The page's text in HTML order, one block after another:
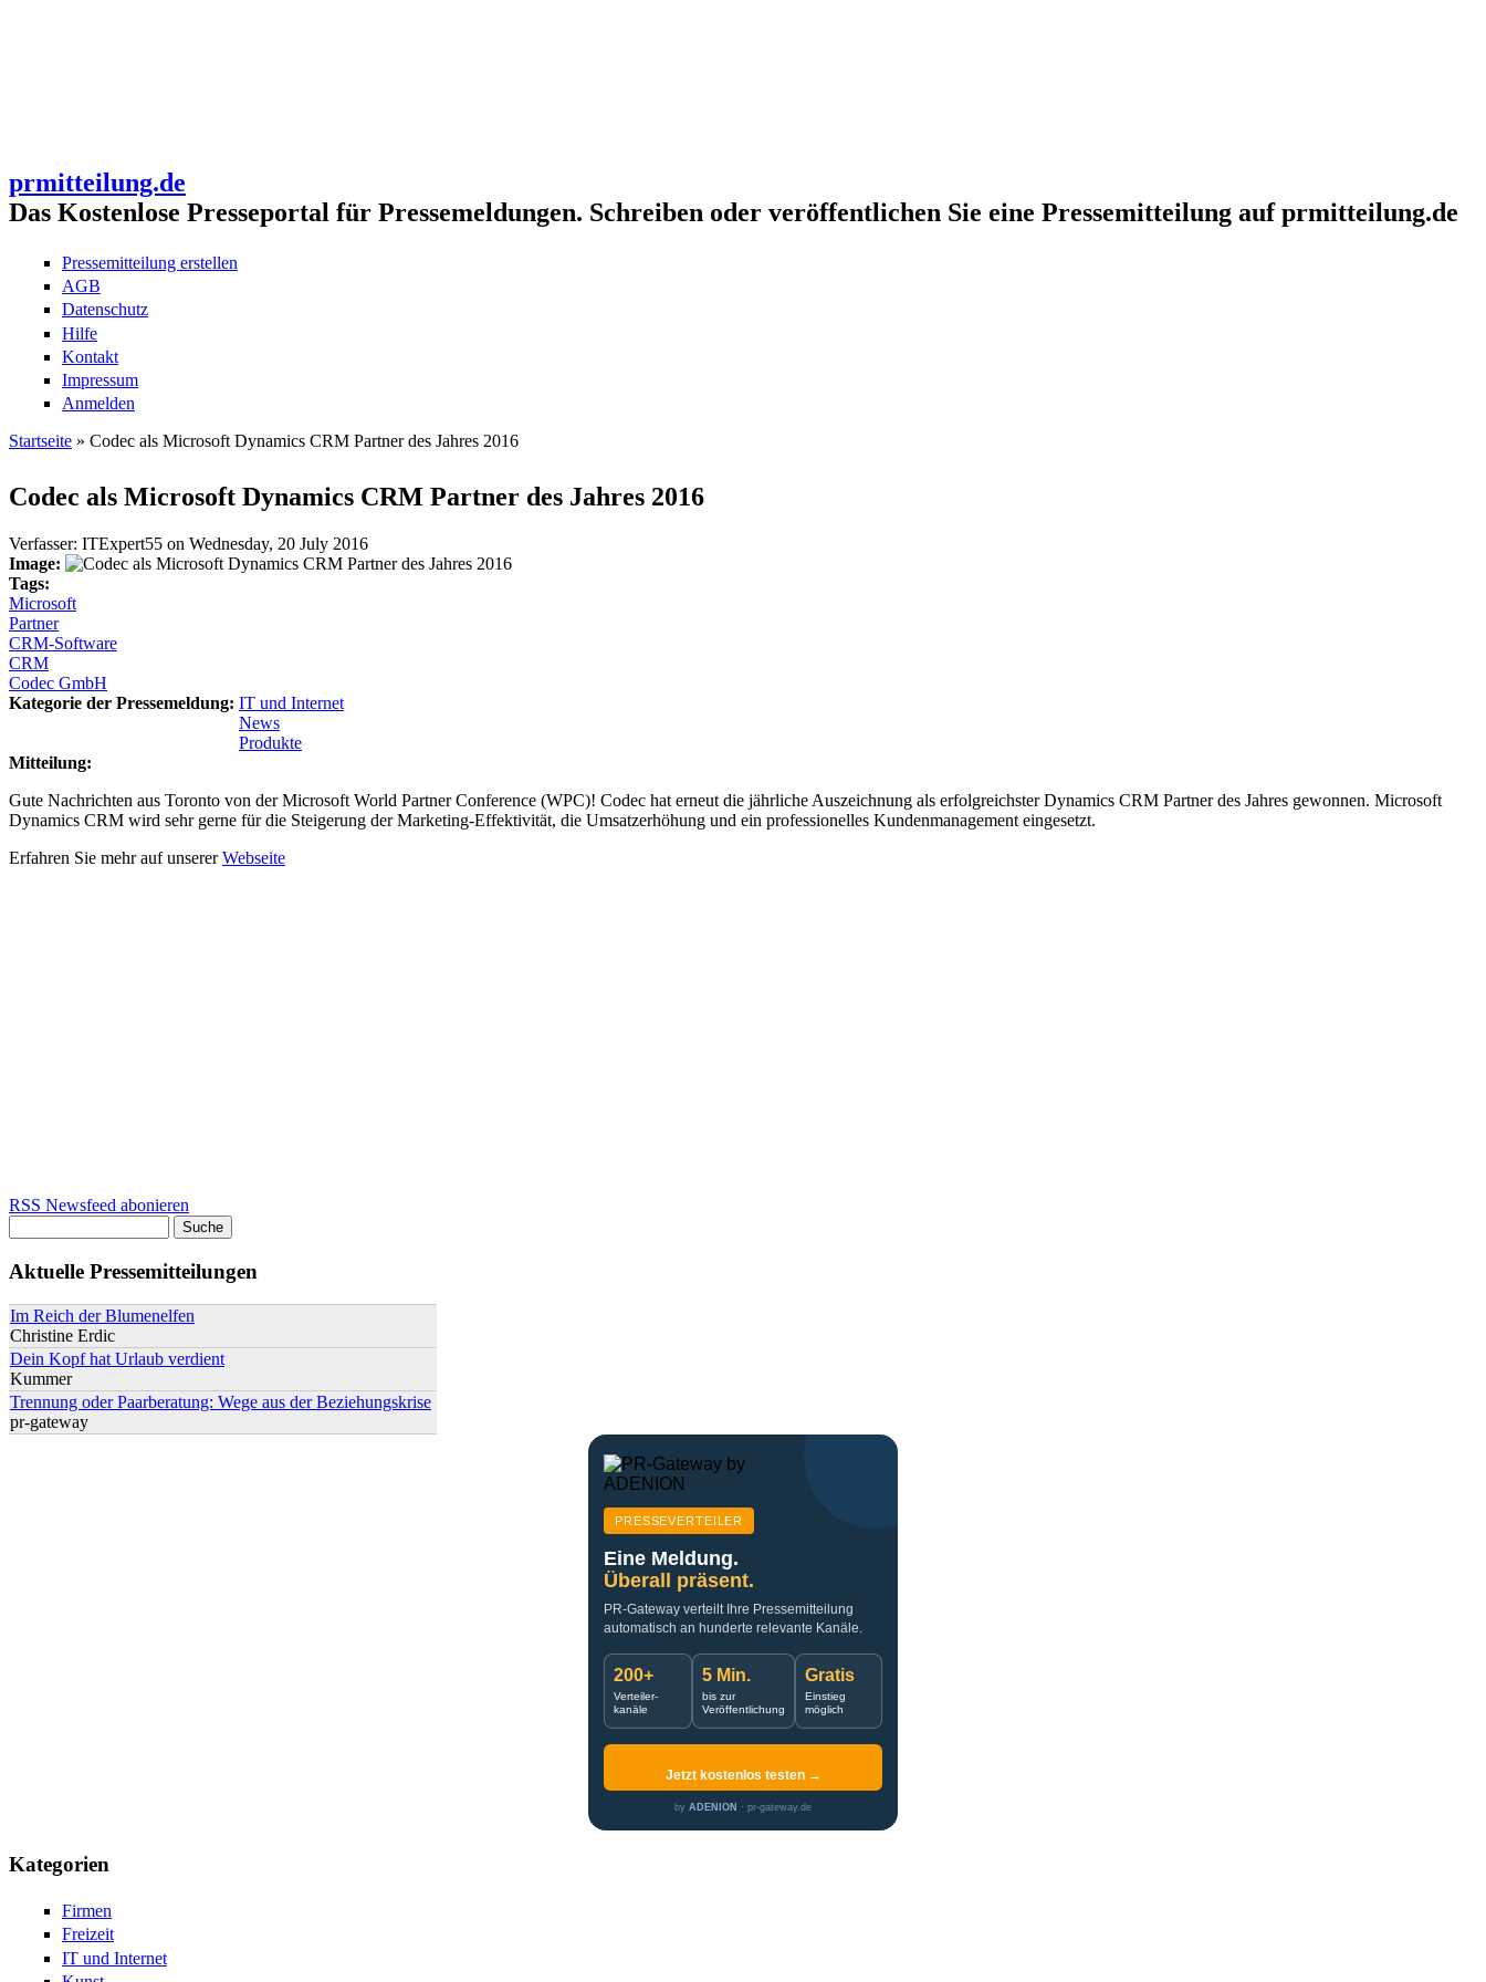
prmitteilung.de
Das Kostenlose Presseportal für Pressemeldungen. Schreiben oder veröffentlichen Sie eine Pressemitteilung auf prmitteilung.de
Pressemitteilung erstellen
AGB
Datenschutz
Hilfe
Kontakt
Impressum
Anmelden
Startseite » Codec als Microsoft Dynamics CRM Partner des Jahres 2016
Codec als Microsoft Dynamics CRM Partner des Jahres 2016
Verfasser: ITExpert55 on Wednesday, 20 July 2016
Image:
Tags:
Microsoft
Partner
CRM-Software
CRM
Codec GmbH
Kategorie der Pressemeldung: IT und Internet
News
Produkte
Mitteilung:
Gute Nachrichten aus Toronto von der Microsoft World Partner Conference (WPC)! Codec hat erneut die jährliche Auszeichnung als erfolgreichster Dynamics CRM Partner des Jahres gewonnen. Microsoft
Dynamics CRM wird sehr gerne für die Steigerung der Marketing-Effektivität, die Umsatzerhöhung und ein professionelles Kundenmanagement eingesetzt.
Erfahren Sie mehr auf unsererWebseite
RSS Newsfeed abonieren
Aktuelle Pressemitteilungen
Im Reich der Blumenelfen
Christine Erdic
Dein Kopf hat Urlaub verdient
Kummer
Trennung oder Paarberatung: Wege aus der Beziehungskrise
pr-gateway
PRESSEVERTEILER
Eine Meldung.
Überall präsent.
PR-Gateway verteilt Ihre Pressemitteilung
automatisch an hunderte relevante Kanäle.
200+
Verteiler-
kanäle
5 Min.
bis zur
Veröffentlichung
Gratis
Einstieg
möglich
Jetzt kostenlos testen →
by ADENION · pr-gateway.de
Kategorien
Firmen
Freizeit
IT und Internet